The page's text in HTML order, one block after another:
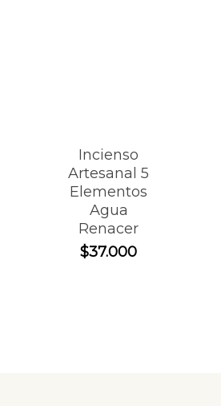
Incienso
Artesanal 5
Elementos
Agua
Renacer
$37.000